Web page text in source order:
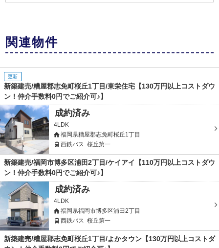
関連物件
更新
新築建売/糟屋郡志免町桜丘1丁目/東栄住宅【130万円以上コストダウ
ン！仲介手数料0円でご紹介可♪】
成約済み
4LDK
福岡県糟屋郡志免町桜丘1丁目
西鉄バス 桜丘第一
新築建売/福岡市博多区浦田2丁目/ケイアイ【110万円以上コストダウ
ン！仲介手数料0円でご紹介可♪】
成約済み
4LDK
福岡県福岡市博多区浦田2丁目
西鉄バス 桜丘第一
新築建売/糟屋郡志免町桜丘1丁目/よかタウン【130万円以上コストダ